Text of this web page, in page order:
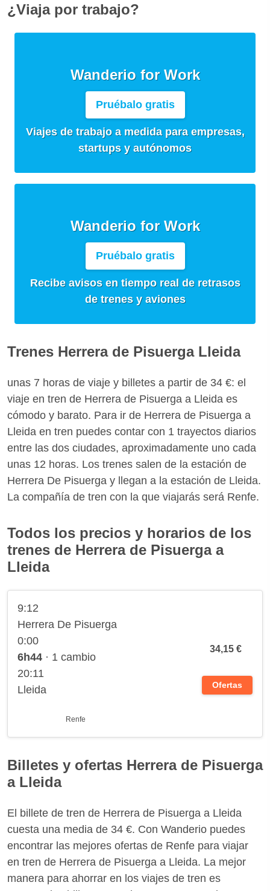
¿Viaja por trabajo?
Wanderio for Work
Pruébalo gratis
Viajes de trabajo a medida para empresas,
startups y autónomos
Wanderio for Work
Pruébalo gratis
Recibe avisos en tiempo real de retrasos
de trenes y aviones
Trenes Herrera de Pisuerga Lleida
unas 7 horas de viaje y billetes a partir de 34 €: el
viaje en tren de Herrera de Pisuerga a Lleida es
cómodo y barato. Para ir de Herrera de Pisuerga a
Lleida en tren puedes contar con 1 trayectos diarios
entre las dos ciudades, aproximadamente uno cada
unas 12 horas. Los trenes salen de la estación de
Herrera De Pisuerga y llegan a la estación de Lleida.
La compañía de tren con la que viajarás será Renfe.
Todos los precios y horarios de los
trenes de Herrera de Pisuerga a
Lleida
9:12
Herrera De Pisuerga
0:00
6h44 · 1 cambio
20:11
Lleida
Renfe
34,15 €
Ofertas
Billetes y ofertas Herrera de Pisuerga
a Lleida
El billete de tren de Herrera de Pisuerga a Lleida
cuesta una media de 34 €. Con Wanderio puedes
encontrar las mejores ofertas de Renfe para viajar
en tren de Herrera de Pisuerga a Lleida. La mejor
manera para ahorrar en los viajes de tren es